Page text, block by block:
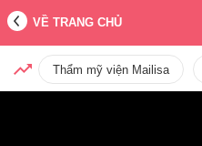
VỀ TRANG CHỦ
Thẩm mỹ viện Mailisa